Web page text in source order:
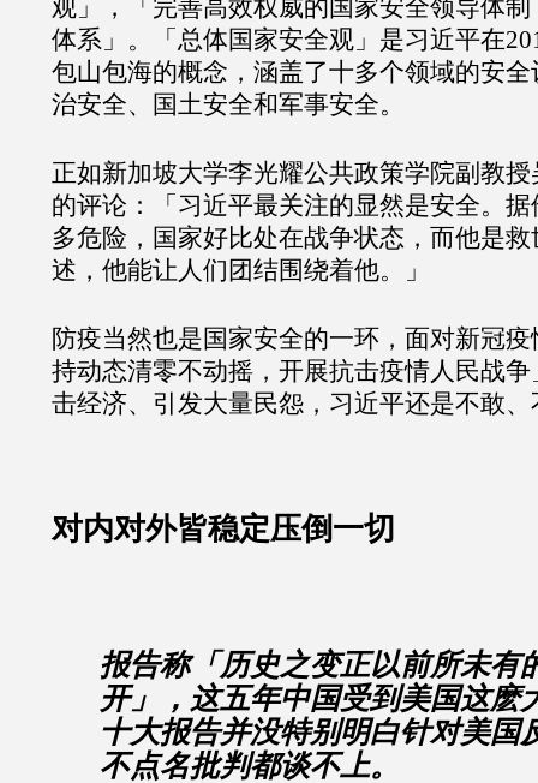
观」，「完善高效权威的国家安全领导体
体系」。「总体国家安全观」是习近平在
包山包海的概念，涵盖了十多个领域的安
治安全、国土安全和军事安全。
正如新加坡大学李光耀公共政策学院副教
的评论：「习近平最关注的显然是安全。
多危险，国家好比处在战争状态，而他是
述，他能让人们团结围绕着他。」
防疫当然也是国家安全的一环，面对新冠
持动态清零不动摇，开展抗击疫情人民战
击经济、引发大量民怨，习近平还是不敢
对内对外皆稳定压倒一切
报告称「历史之变正以前所未有
开」，这五年中国受到美国这麽
十大报告并没特别明白针对美国
不点名批判都谈不上。